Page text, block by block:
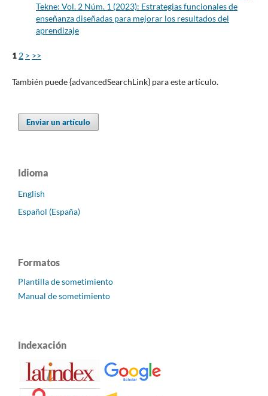
Tekne: Vol. 2 Núm. 1 (2023): Estrategias funcionales de
enseñanza diseñadas para mejorar los resultados del
aprendizaje
1 2 > >>
También puede {advancedSearchLink} para este artículo.
Enviar un artículo
Idioma
English
Español (España)
Formatos
Plantilla de sometimiento
Manual de sometimiento
Indexación